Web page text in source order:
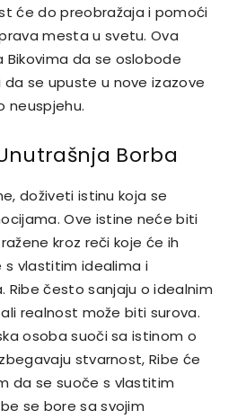
će do preobražaja i pomoći
mesta u svetu. Ova
da se oslobode
se upuste u nove izazove
neuspjehu.
Borba
doživeti istinu koja se
Ove istine neće biti
kroz reči koje će ih
vlastitim idealima i
Ribe često sanjaju o idealnim
realnost može biti surova.
osoba suoči sa istinom o
stvarnost, Ribe će
da se suoče s vlastitim
se bore sa svojim